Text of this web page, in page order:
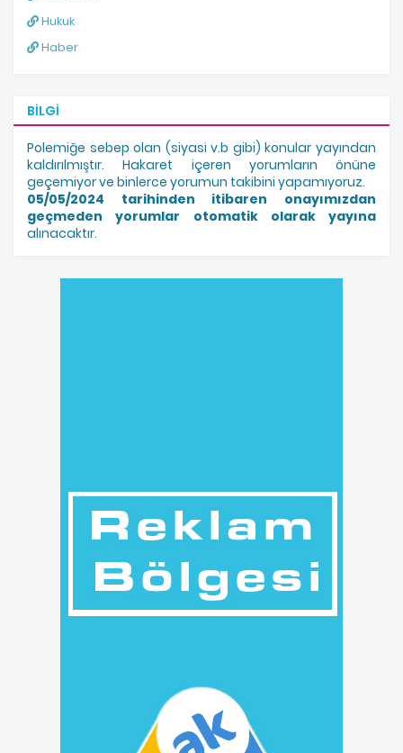
Hukuk
Haber
BILGI
Polemiğe sebep olan (siyasi v.b gibi) konular yayından
kaldırılmıştır. Hakaret içeren yorumların önüne
geçemiyor ve binlerce yorumun takibini yapamıyoruz.
05/05/2024 tarihinden itibaren onayımızdan
geçmeden yorumlar otomatik olarak yayına
alınacaktır.